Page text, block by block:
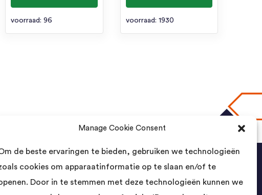
Manage Cookie Consent
de beste ervaringen te bieden, gebruiken we technologieën
cookies om apparaatinformatie op te slaan en/of te
Door in te stemmen met deze technologieën kunnen we
voorraad: 96 voorraad: 1930
Contact